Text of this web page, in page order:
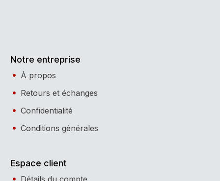
Notre entreprise
À propos
Retours et échanges
Confidentialité
Conditions générales
Espace client
Détails du compte